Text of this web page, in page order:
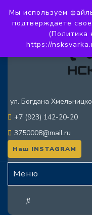
ул. Богдана
+7 (923) 142-20-20
3750008@mail.ru
Наш INSTAGRAM
Меню
Мы используем
подтверждаете
(Политика
https://